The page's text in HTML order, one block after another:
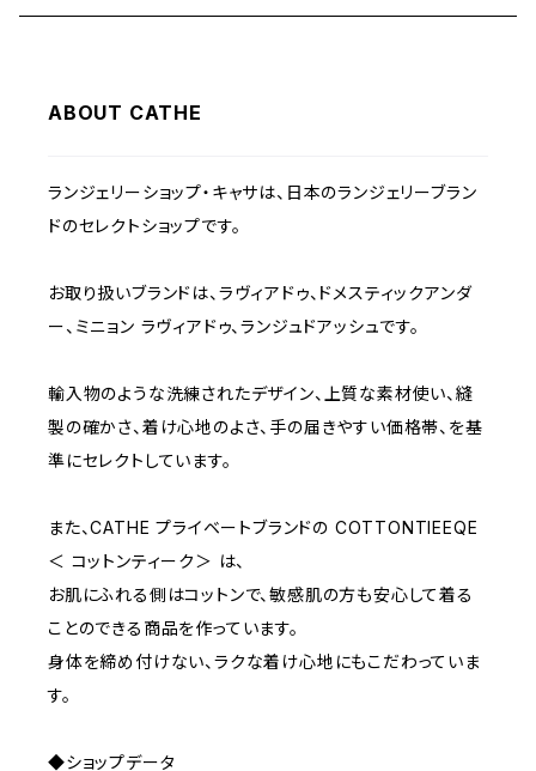
C70
C75
E70
BEIGE
NAVY
YELLOW
PURPLE
BLUE
ORANGE
1000~
2000~
5000~
ABOUT CATHE
ランジェリーショップ・キャサは、日本のランジェリーブラン
ドのセレクトショップです。
お取り扱いブランドは、ラヴィアドゥ、ドメスティックアンダ
ー、ミニョン ラヴィアドゥ、ランジュドアッシュです。
輸入物のような洗練されたデザイン、上質な素材使い、縫
製の確かさ、着け心地のよさ、手の届きやすい価格帯、を基
準にセレクトしています。
また、CATHE プライベートブランドの COTTONTIEEQE
＜ コットンティーク＞ は、
お肌にふれる側はコットンで、敏感肌の方も安心して着る
ことのできる商品を作っています。
身体を締め付けない、ラクな着け心地にもこだわっていま
す。
◆ショップデータ